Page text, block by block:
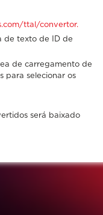
ttal/convertor.
de texto de ID de
de carregamento de
para selecionar os
será baixado